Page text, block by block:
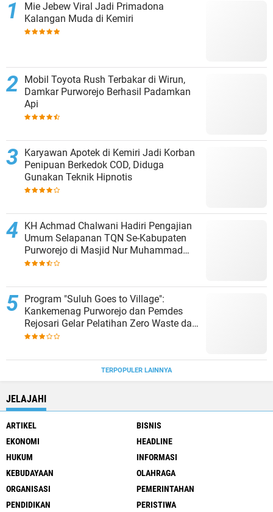
Mie Jebew Viral Jadi Primadona
Kalangan Muda di Kemiri
Mobil Toyota Rush Terbakar di Wirun,
Damkar Purworejo Berhasil Padamkan
Api
Karyawan Apotek di Kemiri Jadi Korban
Penipuan Berkedok COD, Diduga
Gunakan Teknik Hipnotis
KH Achmad Chalwani Hadiri Pengajian
Umum Selapanan TQN Se-Kabupaten
Purworejo di Masjid Nur Muhammad
Kroyolor
Program "Suluh Goes to Village":
Kankemenag Purworejo dan Pemdes
Rejosari Gelar Pelatihan Zero Waste dan
Moderasi Beragama
TERPOPULER LAINNYA
JELAJAHI
ARTIKEL
BISNIS
EKONOMI
HEADLINE
HUKUM
INFORMASI
KEBUDAYAAN
OLAHRAGA
ORGANISASI
PEMERINTAHAN
PENDIDIKAN
PERISTIWA